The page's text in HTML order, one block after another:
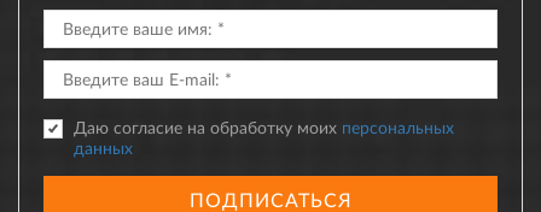
Даю согласие на обработку моих персональных
данных
ПОДПИСАТЬСЯ